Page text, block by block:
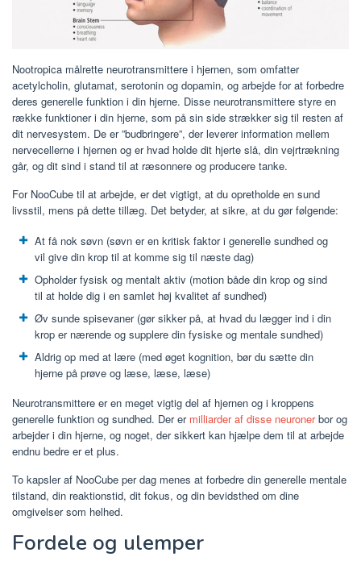
Nootropica målrette neurotransmittere i hjernen, som omfatter
acetylcholin, glutamat, serotonin og dopamin, og arbejde for at forbedre
deres generelle funktion i din hjerne. Disse neurotransmittere styre en
række funktioner i din hjerne, som på sin side strækker sig til resten af ​​
dit nervesystem. De er ”budbringere”, der leverer information mellem
nervecellerne i hjernen og er hvad holde dit hjerte slå, din vejrtrækning
går, og dit sind i stand til at ræsonnere og producere tanke.
For NooCube til at arbejde, er det vigtigt, at du opretholde en sund
livsstil, mens på dette tillæg. Det betyder, at sikre, at du gør følgende:
At få nok søvn (søvn er en kritisk faktor i generelle sundhed og
vil give din krop til at komme sig til næste dag)
Opholder fysisk og mentalt aktiv (motion både din krop og sind
til at holde dig i en samlet høj kvalitet af sundhed)
Øv sunde spisevaner (gør sikker på, at hvad du lægger ind i din
krop er nærende og supplere din fysiske og mentale sundhed)
Aldrig op med at lære (med øget kognition, bør du sætte din
hjerne på prøve og læse, læse, læse)
Neurotransmittere er en meget vigtig del af hjernen og i kroppens
generelle funktion og sundhed. Der er milliarder af disse neuronerbor og
arbejder i din hjerne, og noget, der sikkert kan hjælpe dem til at arbejde
endnu bedre er et plus.
To kapsler af NooCube per dag menes at forbedre din generelle mentale
tilstand, din reaktionstid, dit fokus, og din bevidsthed om dine
omgivelser som helhed.
Fordele og ulemper